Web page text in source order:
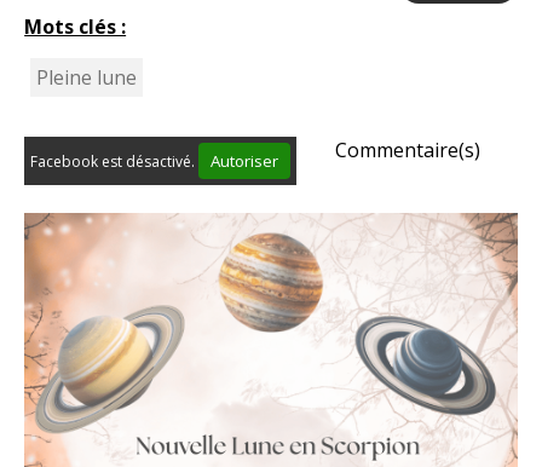
Mots clés :
Pleine lune
Facebook est désactivé. Autoriser Commentaire(s)